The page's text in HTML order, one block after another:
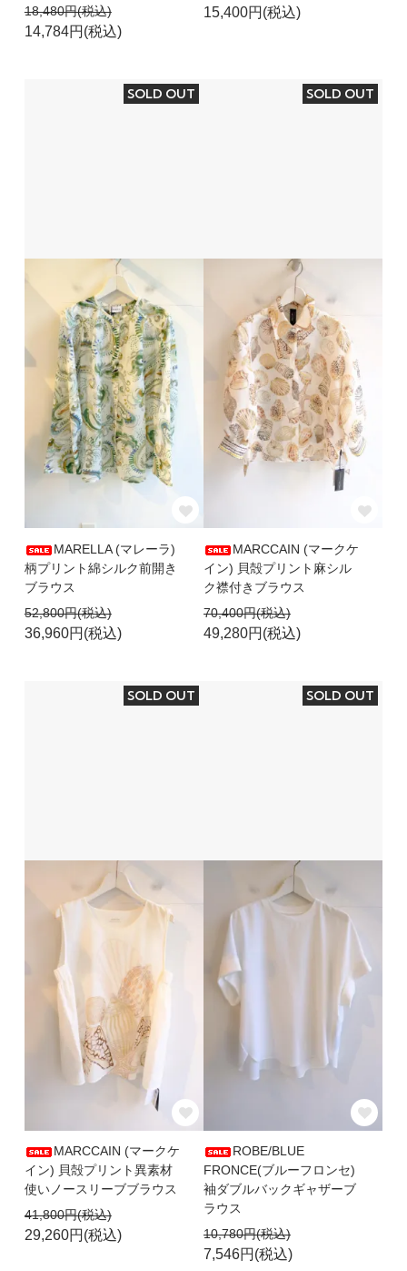
18,480円(税込)
14,784円(税込)
15,400円(税込)
SOLD OUT
MARELLA (マレーラ)
柄プリント綿シルク前開き
ブラウス
52,800円(税込)
36,960円(税込)
SOLD OUT
MARCCAIN (マークケ
イン) 貝殻プリント麻シル
ク襟付きブラウス
70,400円(税込)
49,280円(税込)
SOLD OUT
MARCCAIN (マークケ
イン) 貝殻プリント異素材
使いノースリーブブラウス
41,800円(税込)
29,260円(税込)
SOLD OUT
ROBE/BLUE
FRONCE(ブルーフロンセ)
袖ダブルバックギャザーブ
ラウス
10,780円(税込)
7,546円(税込)